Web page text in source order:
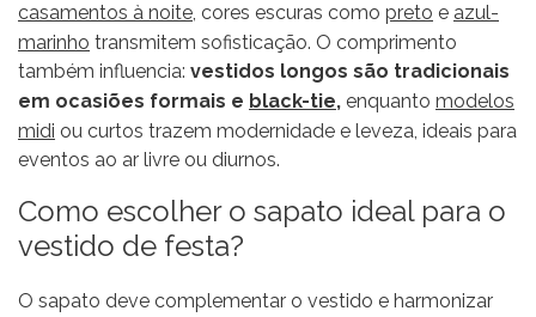
casamentos à noite, cores escuras como preto e azul-
marinho transmitem sofisticação. O comprimento
também influencia: vestidos longos são tradicionais
em ocasiões formais e black-tie, enquanto modelos
midi ou curtos trazem modernidade e leveza, ideais para
eventos ao ar livre ou diurnos.
Como escolher o sapato ideal para o
vestido de festa?
O sapato deve complementar o vestido e harmonizar